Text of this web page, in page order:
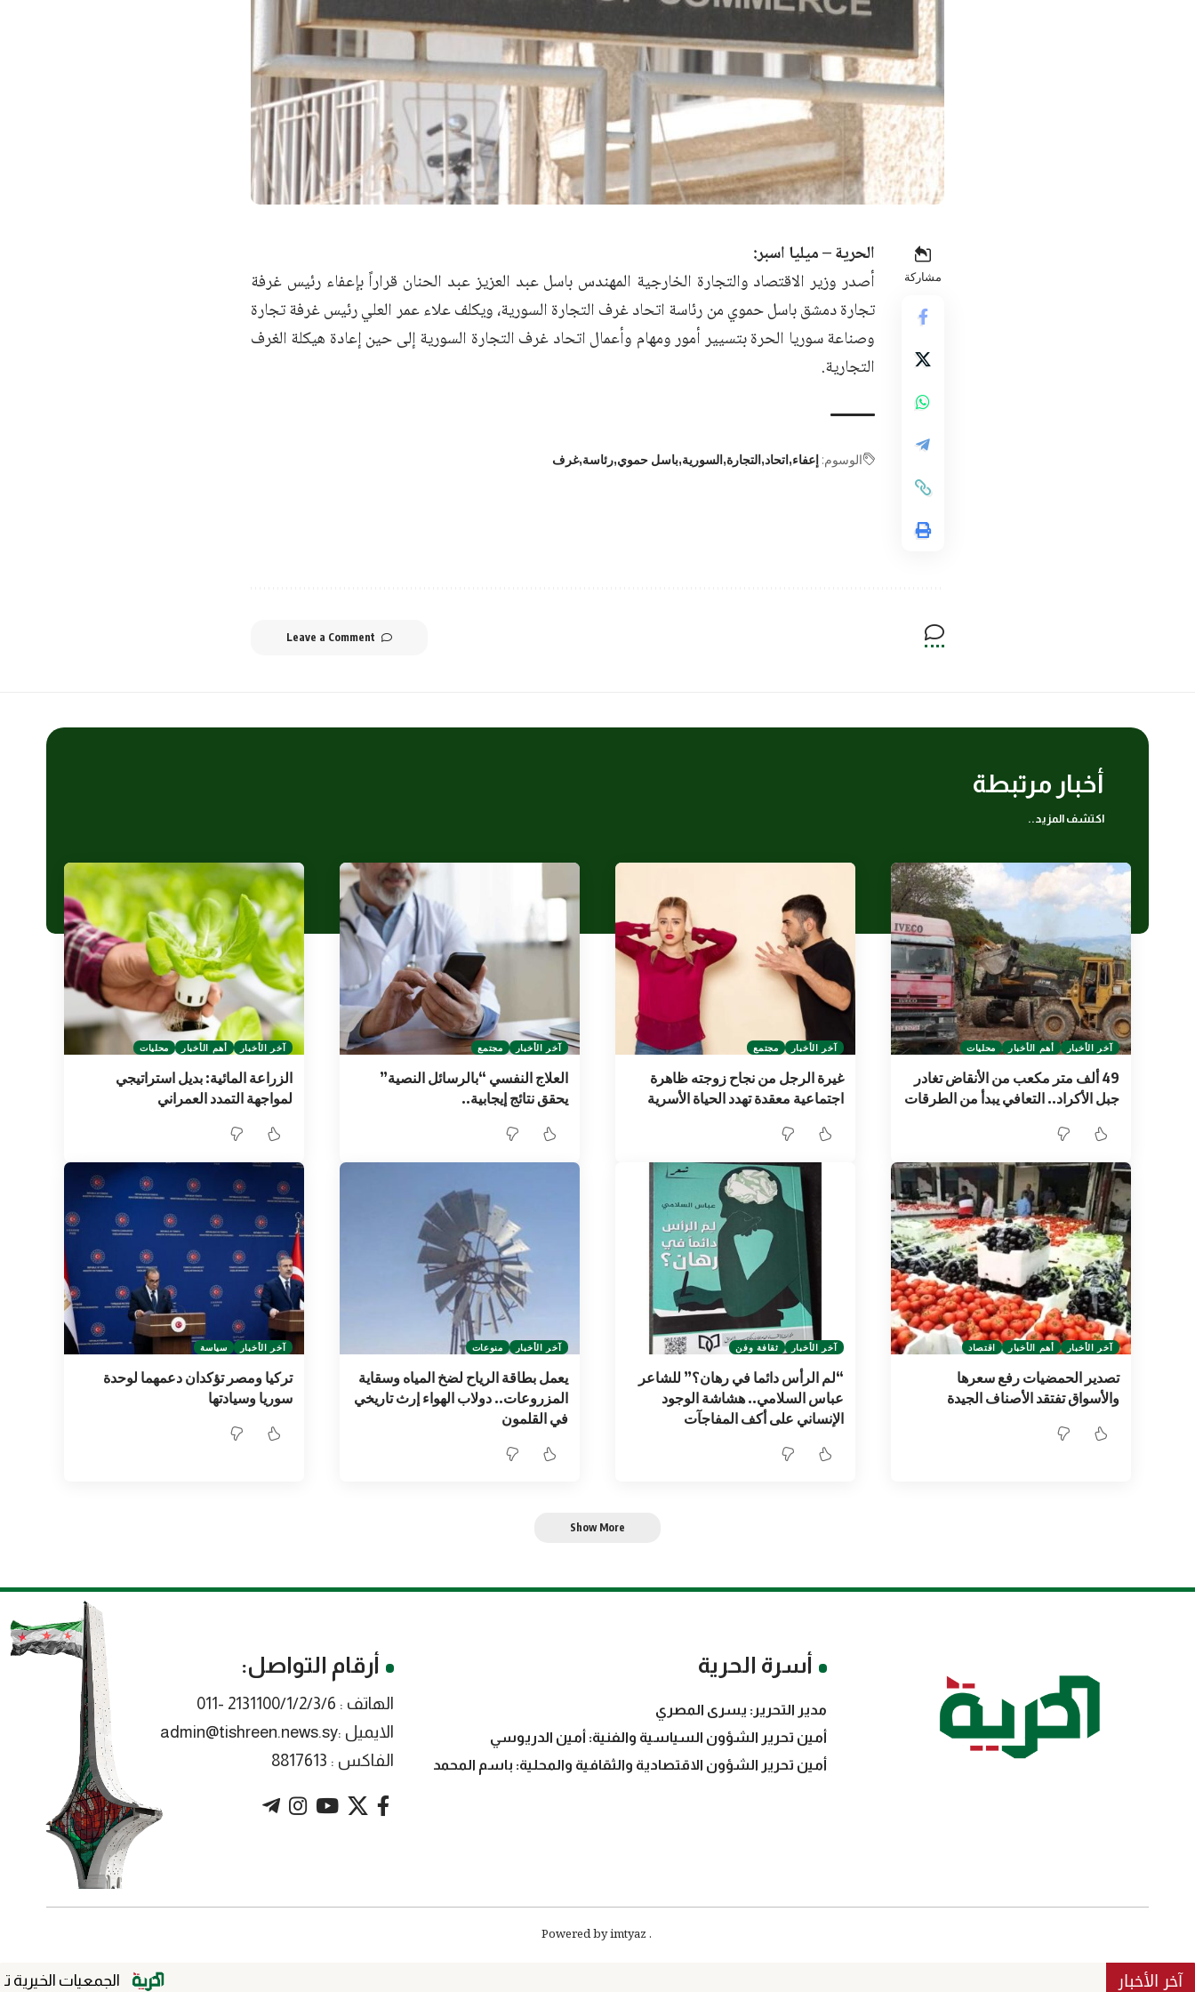
مشاركة
الحرية – ميليا اسبر:
أصدر وزير الاقتصاد والتجارة الخارجية المهندس باسل عبد العزيز عبد الحنان قراراً بإعفاء رئيس غرفة
تجارة دمشق باسل حموي من رئاسة اتحاد غرف التجارة السورية، ويكلف علاء عمر العلي رئيس غرفة تجارة
وصناعة سوريا الحرة بتسيير أمور ومهام وأعمال اتحاد غرف التجارة السورية إلى حين إعادة هيكلة الغرف
التجارية.
الوسوم: إعفاء اتحاد التجارة السورية باسل حموي رئاسة غرف
Leave a Comment
أخبار مرتبطة
اكتشف المزيد..
آخر الأخبار أهم الأخبار محليات
49 ألف متر مكعب من الأنقاض تغادر
جبل الأكراد.. التعافي يبدأ من الطرقات
آخر الأخبار مجتمع
غيرة الرجل من نجاح زوجته ظاهرة
اجتماعية معقدة تهدد الحياة الأسرية
آخر الأخبار مجتمع
العلاج النفسي “بالرسائل النصية”
يحقق نتائج إيجابية..
آخر الأخبار أهم الأخبار محليات
الزراعة المائية: بديل استراتيجي
لمواجهة التمدد العمراني
آخر الأخبار أهم الأخبار اقتصاد
تصدير الحمضيات رفع سعرها
والأسواق تفتقد الأصناف الجيدة
آخر الأخبار ثقافة وفن
“لم الرأس دائما في رهان؟” للشاعر
عباس السلامي.. هشاشة الوجود
الإنساني على أكف المفاجآت
آخر الأخبار منوعات
يعمل بطاقة الرياح لضخ المياه وسقاية
المزروعات.. دولاب الهواء إرث تاريخي
في القلمون
آخر الأخبار سياسة
تركيا ومصر تؤكدان دعمهما لوحدة
سوريا وسيادتها
Show More
أسرة الحرية
مدير التحرير: يسرى المصري
أمين تحرير الشؤون السياسية والفنية: أمين الدريوسي
أمين تحرير الشؤون الاقتصادية والثقافية والمحلية: باسم المحمد
أرقام التواصل:
الهاتف : 2131100/1/2/3/6 -011
الايميل :admin@tishreen.news.sy
الفاكس : 8817613
. Powered by imtyaz
آخر الأخبار الجمعيات الخيرية تبني